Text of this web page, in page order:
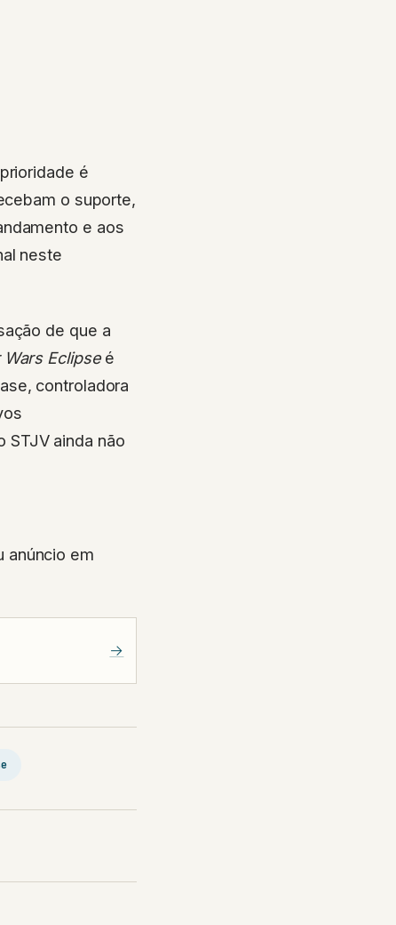
é
o suporte,
e aos
neste
de que a
Wars Eclipseé
controladora
ainda não
anúncio em
→